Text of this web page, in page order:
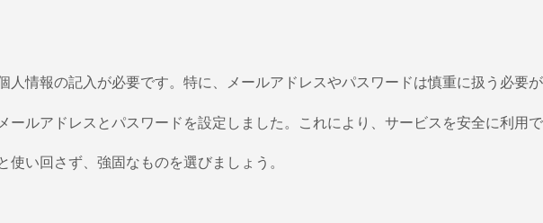
人情報の記入が必要です。特に、メールアドレスやパスワードは慎重に扱う必要
ールアドレスとパスワードを設定しました。これにより、サービスを安全に利用
い回さず、強固なものを選びましょう。